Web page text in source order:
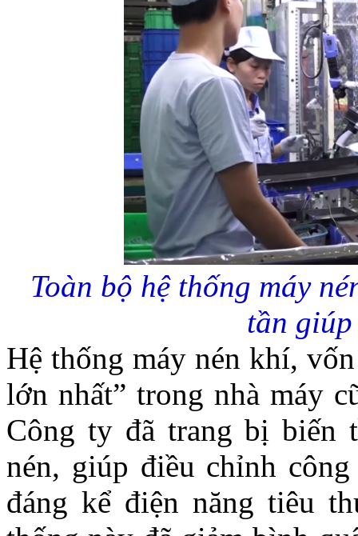
Toàn bộ hệ thống máy
tần
Hệ thống máy nén khí,
lớn nhất” trong nhà máy
Công ty đã trang bị biến
nén, giúp điều chỉnh
đáng kể điện năng tiêu